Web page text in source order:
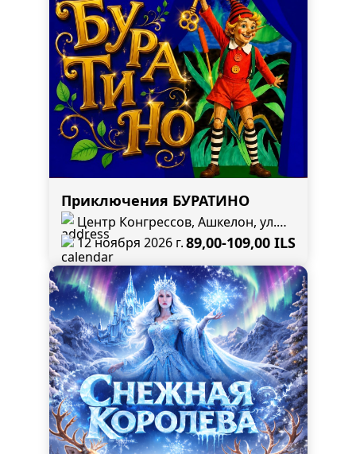
Приключения БУРАТИНО
Центр Конгрессов, Ашкелон, ул.
Бен Цви 12 , угол ул. Эли Коен
12 ноября 2026 г.89,00-109,00 ILS